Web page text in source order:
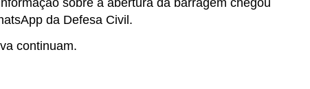
da Defesa Civil.
continuam.